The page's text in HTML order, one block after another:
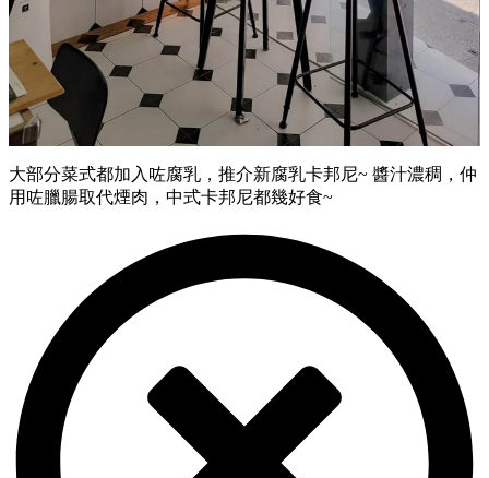
大部分菜式都加入咗腐乳，推介新腐乳卡邦尼~ 醬汁濃稠，仲
用咗臘腸取代煙肉，中式卡邦尼都幾好食~